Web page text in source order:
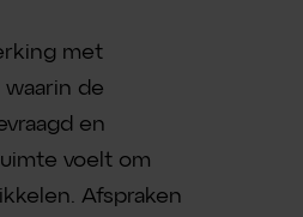
met
waarin de
en
voelt om
Afspraken